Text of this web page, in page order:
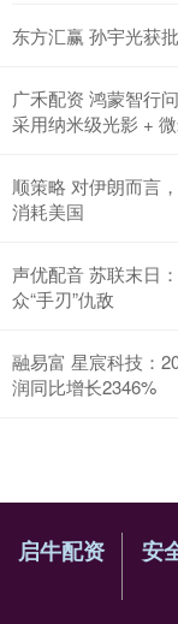
东方汇赢 孙宇光获
广禾配资 鸿蒙智行
采用纳米级光影 +
顺策略 对伊朗而言
消耗美国
声优配音 苏联末日
众“手刃”仇敌
融易富 星宸科技：
润同比增长2346%
启牛配资
安